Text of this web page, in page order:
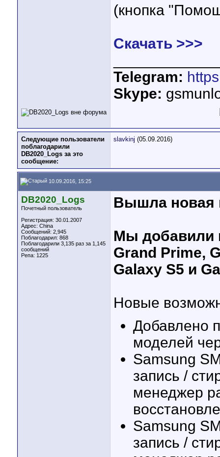
(кнопка
Скачать >>>
Telegram:
Skype:
Следующие пользователи
поблагодарили
DB2020_Logs за это
сообщение:
slavkinj (05.09.2016)
10.09.2016, 15:25
DB2020_Logs
Почетный пользователь
Регистрация: 30.01.2007
Адрес: China
Сообщений: 2,945
Поблагодарил: 868
Поблагодарили 3,135 раз за 1,145
сообщений
Репа: 1225
Вышла новая
Мы добавили
Grand Prime,
Galaxy S5 и
Новые
Добавлено
моделей
Samsung
запись /
менеджер
Samsung
запись /